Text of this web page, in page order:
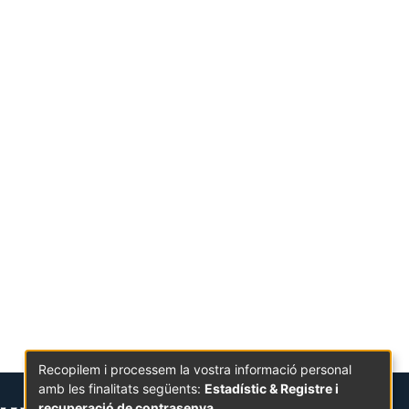
Recopilem i processem la vostra informació personal
amb les finalitats següents: Estadístic & Registre i